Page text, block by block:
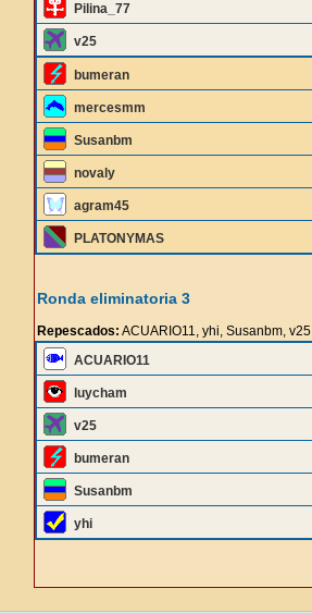
Pilina_77
v25
bumeran
mercesmm
Susanbm
novaly
agram45
PLATONYMAS
Ronda eliminatoria 3
Repescados: ACUARIO11, yhi, Susanbm, v25
ACUARIO11
luycham
v25
bumeran
Susanbm
yhi